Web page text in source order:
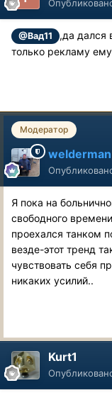
@Вад11
,да дался
только рекламу
Модератор
welderman
Я пока на
свободного
проехался танком
везде-этот тренд
чувствовать себя
никаких усилий..
Kurt1